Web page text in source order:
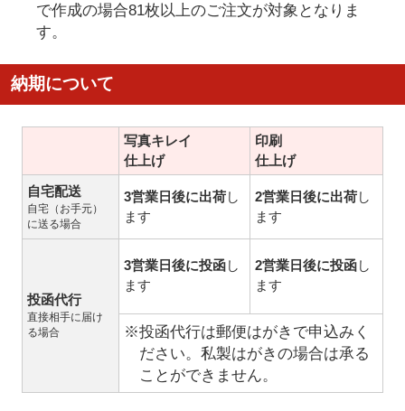
で作成の場合81枚以上のご注文が対象となりま
す。
納期について
写真キレイ
仕上げ
印刷
仕上げ
自宅配送
自宅（お手元）
に送る場合
3営業日後に出荷し
ます
2営業日後に出荷し
ます
投函代行
直接相手に届け
る場合
3営業日後に投函し
ます
2営業日後に投函し
ます
※投函代行は郵便はがきで申込みく
ださい。私製はがきの場合は承る
ことができません。